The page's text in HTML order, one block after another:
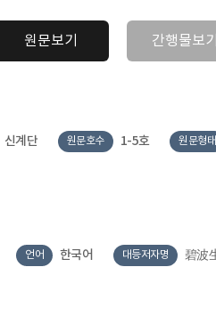
원문보기 간행물보기
신계단 원문호수 1-5호 원문형태
언어 한국어 대등저자명 碧波